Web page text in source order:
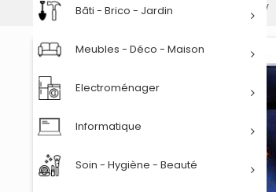
Bâti - Brico - Jardin
Meubles - Déco - Maison
Electroménager
Informatique
Soin - Hygiène - Beauté
Accueil Papeterie Petites fournitures